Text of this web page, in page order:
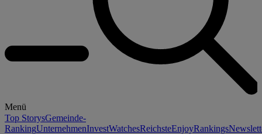
Menü
Top StorysGemeinde-
RankingUnternehmenInvestWatchesReichsteEnjoyRankings